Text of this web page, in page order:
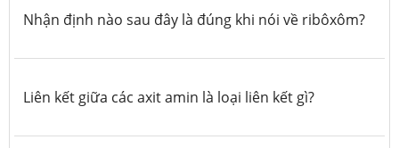
Nhận định nào sau đây là đúng khi nói về ribôxôm?
Liên kết giữa các axit amin là loại liên kết gì?